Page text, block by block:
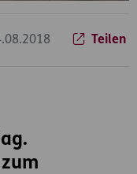
Teilen